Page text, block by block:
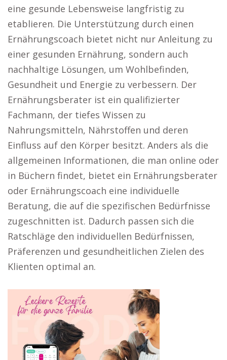
eine gesunde Lebensweise langfristig zu
etablieren. Die Unterstützung durch einen
Ernährungscoach bietet nicht nur Anleitung zu
einer gesunden Ernährung, sondern auch
nachhaltige Lösungen, um Wohlbefinden,
Gesundheit und Energie zu verbessern. Der
Ernährungsberater ist ein qualifizierter
Fachmann, der tiefes Wissen zu
Nahrungsmitteln, Nährstoffen und deren
Einfluss auf den Körper besitzt. Anders als die
allgemeinen Informationen, die man online oder
in Büchern findet, bietet ein Ernährungsberater
oder Ernährungscoach eine individuelle
Beratung, die auf die spezifischen Bedürfnisse
zugeschnitten ist. Dadurch passen sich die
Ratschläge den individuellen Bedürfnissen,
Präferenzen und gesundheitlichen Zielen des
Klienten optimal an.